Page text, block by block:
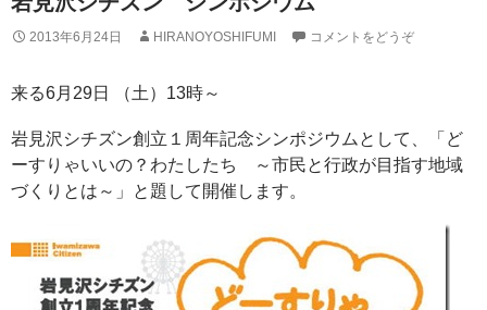
2013年6月24日 HIRANOYOSHIFUMI コメントをどうぞ
来る6月29日 （土）13時～
岩見沢シチズン創立１周年記念シンポジウムとして、「ど
ーすりゃいいの？わたしたち ～市民と行政が目指す地域
づくりとは～」と題して開催します。